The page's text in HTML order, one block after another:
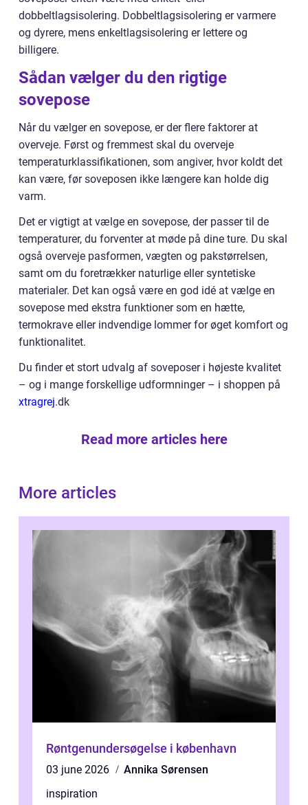
dobbeltlagsisolering. Dobbeltlagsisolering er varmere
og dyrere, mens enkeltlagsisolering er lettere og
billigere.
Sådan vælger du den rigtige
sovepose
Når du vælger en sovepose, er der flere faktorer at
overveje. Først og fremmest skal du overveje
temperaturklassifikationen, som angiver, hvor koldt det
kan være, før soveposen ikke længere kan holde dig
varm.
Det er vigtigt at vælge en sovepose, der passer til de
temperaturer, du forventer at møde på dine ture. Du skal
også overveje pasformen, vægten og pakstørrelsen,
samt om du foretrækker naturlige eller syntetiske
materialer. Det kan også være en god idé at vælge en
sovepose med ekstra funktioner som en hætte,
termokrave eller indvendige lommer for øget komfort og
funktionalitet.
Du finder et stort udvalg af soveposer i højeste kvalitet
– og i mange forskellige udformninger – i shoppen på
xtragrej.dk
Read more articles here
More articles
Røntgenundersøgelse i københavn
03 june 2026
Annika Sørensen
inspiration